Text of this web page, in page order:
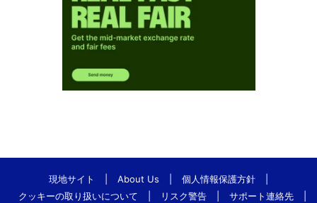
現地サイト About Us 個人情報保護方針
クッキーの取り扱いについて
リスク警告 サポート連絡先